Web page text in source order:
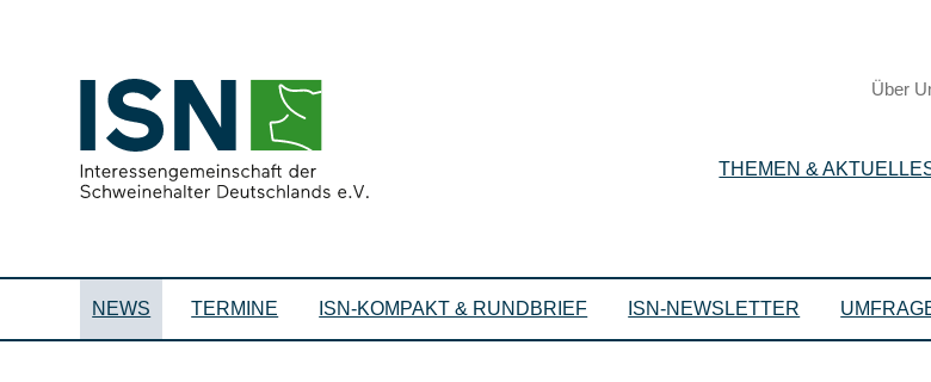
Über
THEMEN &
NEWS TERMINE ISN-KOMPAKT & RUNDBRIEF ISN-NEWSLETTER